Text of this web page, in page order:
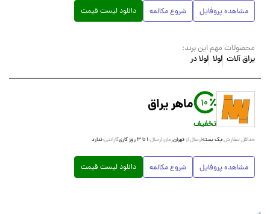
مشاهده پروفایل شروع مکالمه دانلود لیست قیمت
محصولات مهم این برند:
یراق آلات لولا لولا در
10
تخفیف
ماهر یراق
حداقل سفارش:یک بستهارسال از:تهرانزمان ارسال:۱ تا ۳ روز کاری گارانتی:ندارد
مشاهده پروفایل شروع مکالمه دانلود لیست قیمت